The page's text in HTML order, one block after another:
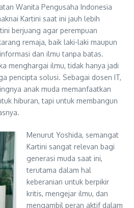
Wanita Pengusaha Indonesia
Kartini saat ini jauh lebih
berjuang agar perempuan
remaja, baik laki-laki maupun
dan ilmu tanpa batas.
menghargai ilmu, tidak hanya jadi
pencipta solusi. Sebagai dosen IT,
anak muda memanfaatkan
hiburan, tapi untuk membangun
Menurut Yoshida, semangat
Kartini sangat relevan bagi
generasi muda saat ini,
terutama dalam hal
keberanian untuk berpikir
kritis, mengejar ilmu, dan
mengambil peran aktif dalam